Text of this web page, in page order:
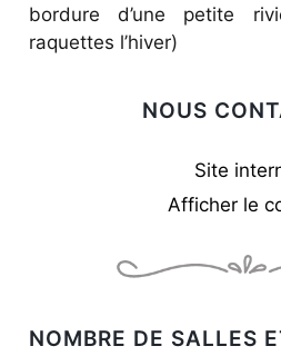
bordure d’une petite
raquettes l’hiver)
NOUS
Site
Afficher le
NOMBRE DE SALLES